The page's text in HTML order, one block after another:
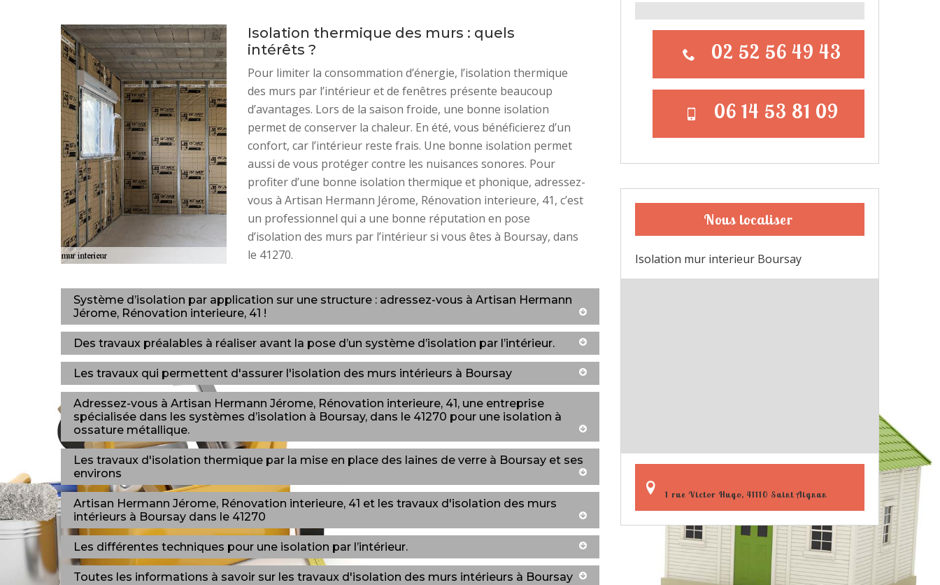
Isolation thermique des murs : quels
intérêts ?
Pour limiter la consommation d’énergie, l’isolation thermique
des murs par l’intérieur et de fenêtres présente beaucoup
d’avantages. Lors de la saison froide, une bonne isolation
permet de conserver la chaleur. En été, vous bénéficierez d’un
confort, car l’intérieur reste frais. Une bonne isolation permet
aussi de vous protéger contre les nuisances sonores. Pour
profiter d’une bonne isolation thermique et phonique, adressez-
vous à Artisan Hermann Jérome, Rénovation interieure, 41, c’est
un professionnel qui a une bonne réputation en pose
d’isolation des murs par l’intérieur si vous êtes à Boursay, dans
le 41270.
Système d’isolation par application sur une structure : adressez-vous à Artisan Hermann
Jérome, Rénovation interieure, 41 !
Des travaux préalables à réaliser avant la pose d’un système d’isolation par l’intérieur.
Les travaux qui permettent d'assurer l'isolation des murs intérieurs à Boursay
Adressez-vous à Artisan Hermann Jérome, Rénovation interieure, 41, une entreprise
spécialisée dans les systèmes d’isolation à Boursay, dans le 41270 pour une isolation à
ossature métallique.
Les travaux d'isolation thermique par la mise en place des laines de verre à Boursay et ses
environs
Artisan Hermann Jérome, Rénovation interieure, 41 et les travaux d'isolation des murs
intérieurs à Boursay dans le 41270
Les différentes techniques pour une isolation par l’intérieur.
Toutes les informations à savoir sur les travaux d'isolation des murs intérieurs à Boursay
02 52 56 49 43
06 14 53 81 09
Nous localiser
Isolation mur interieur Boursay
1 rue Victor Hugo, 41110 Saint Aignan